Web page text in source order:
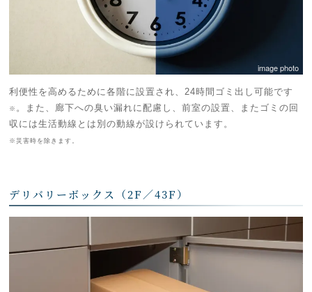
image photo
利便性を高めるために各階に設置され、24時間ゴミ出し可能です
※ 。また、廊下への臭い漏れに配慮し、前室の設置、またゴミの回
収には生活動線とは別の動線が設けられています。
※災害時を除きます。
デリバリーボックス（2F／43F）